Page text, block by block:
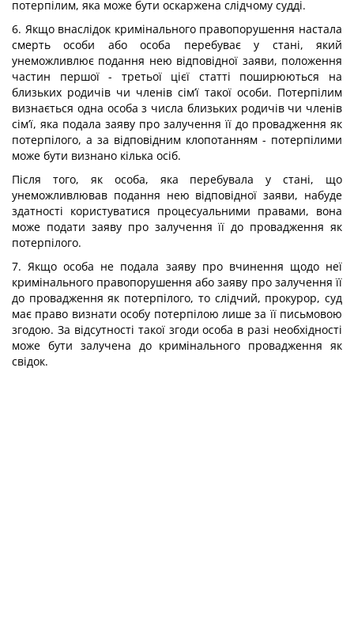
потерпілим, яка може бути оскаржена слідчому судді.
6. Якщо внаслідок кримінального правопорушення настала
смерть особи або особа перебуває у стані, який
унеможливлює подання нею відповідної заяви, положення
частин першої - третьої цієї статті поширюються на
близьких родичів чи членів сім’ї такої особи. Потерпілим
визнається одна особа з числа близьких родичів чи членів
сім’ї, яка подала заяву про залучення її до провадження як
потерпілого, а за відповідним клопотанням - потерпілими
може бути визнано кілька осіб.
Після того, як особа, яка перебувала у стані, що
унеможливлював подання нею відповідної заяви, набуде
здатності користуватися процесуальними правами, вона
може подати заяву про залучення її до провадження як
потерпілого.
7. Якщо особа не подала заяву про вчинення щодо неї
кримінального правопорушення або заяву про залучення її
до провадження як потерпілого, то слідчий, прокурор, суд
має право визнати особу потерпілою лише за її письмовою
згодою. За відсутності такої згоди особа в разі необхідності
може бути залучена до кримінального провадження як
свідок.